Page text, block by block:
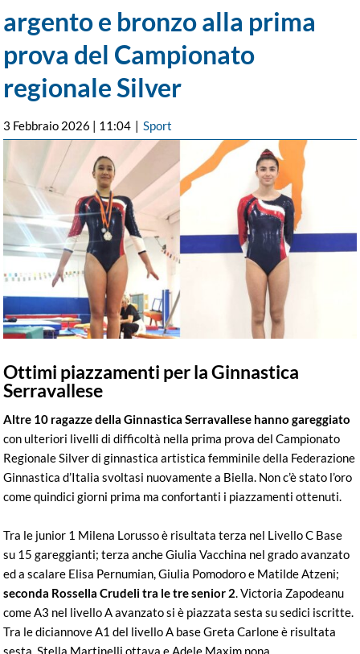
argento e bronzo alla prima
prova del Campionato
regionale Silver
3 Febbraio 2026 | 11:04 | Sport
Ingrandisci
Ottimi piazzamenti per la Ginnastica
Serravallese
Altre 10 ragazze della Ginnastica Serravallese hanno gareggiato
con ulteriori livelli di difficoltà nella prima prova del Campionato
Regionale Silver di ginnastica artistica femminile della Federazione
Ginnastica d’Italia svoltasi nuovamente a Biella. Non c’è stato l’oro
come quindici giorni prima ma confortanti i piazzamenti ottenuti.
Tra le junior 1 Milena Lorusso è risultata terza nel Livello C Base
su 15 gareggianti; terza anche Giulia Vacchina nel grado avanzato
ed a scalare Elisa Pernumian, Giulia Pomodoro e Matilde Atzeni;
seconda Rossella Crudeli tra le tre senior 2 . Victoria Zapodeanu
come A3 nel livello A avanzato si è piazzata sesta su sedici iscritte.
Tra le diciannove A1 del livello A base Greta Carlone è risultata
sesta, Stella Martinelli ottava e Adele Maxim nona.